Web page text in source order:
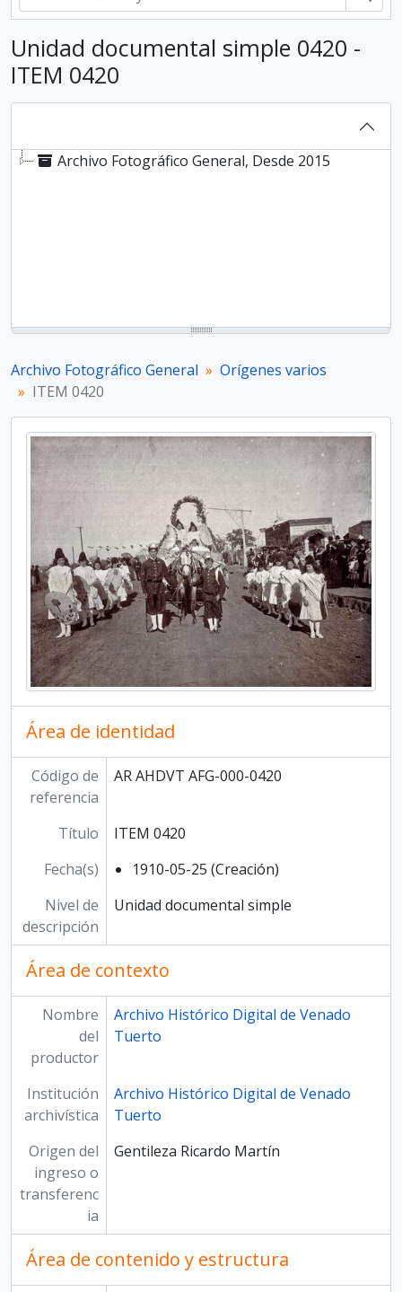
Unidad documental simple 0420 -
ITEM 0420
Archivo Fotográfico General, Desde 2015
Archivo Fotográfico General
Orígenes varios
ITEM 0420
Área de identidad
Código de
referencia
AR AHDVT AFG-000-0420
Título
ITEM 0420
Fecha(s)
1910-05-25 (Creación)
Nivel de
descripción
Unidad documental simple
Área de contexto
Nombre
del
productor
Archivo Histórico Digital de Venado
Tuerto
Institución
archivística
Archivo Histórico Digital de Venado
Tuerto
Origen del
ingreso o
transferenc
ia
Gentileza Ricardo Martín
Área de contenido y estructura